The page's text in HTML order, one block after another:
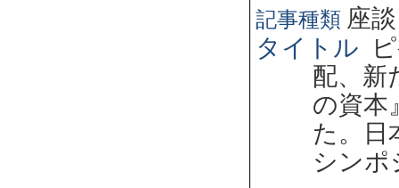
記事種類 座談
タイトル
配、新
の資本
た。日
シンポ